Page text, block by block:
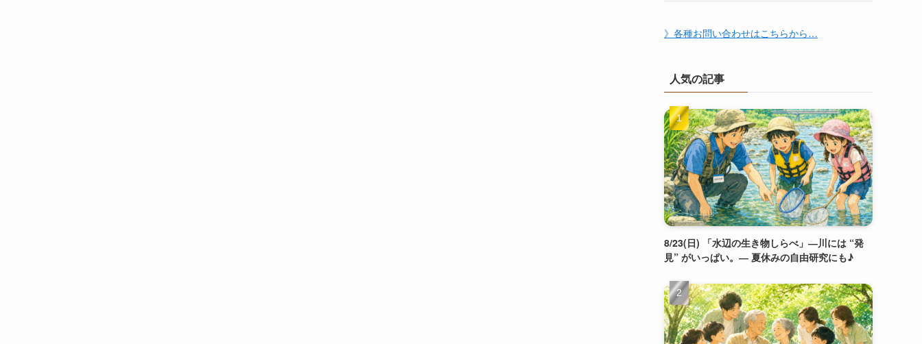
》各種お問い合わせはこちらから…
人気の記事
8/23(日) 「水辺の生き物しらべ」―川には “発
見” がいっぱい。― 夏休みの自由研究にも♪